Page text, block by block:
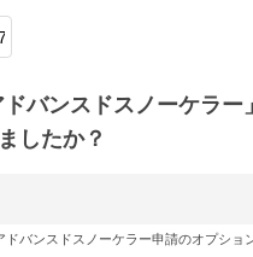
ドバンスドスノーケラー
したか？
ドバンスドスノーケラー申請のオプショ